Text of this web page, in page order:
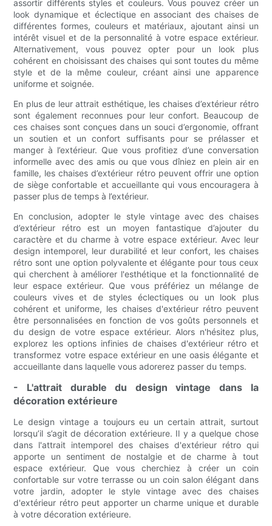
assortir différents styles et couleurs. Vous pouvez créer un
look dynamique et éclectique en associant des chaises de
différentes formes, couleurs et matériaux, ajoutant ainsi un
intérêt visuel et de la personnalité à votre espace extérieur.
Alternativement, vous pouvez opter pour un look plus
cohérent en choisissant des chaises qui sont toutes du même
style et de la même couleur, créant ainsi une apparence
uniforme et soignée.
En plus de leur attrait esthétique, les chaises d’extérieur rétro
sont également reconnues pour leur confort. Beaucoup de
ces chaises sont conçues dans un souci d’ergonomie, offrant
un soutien et un confort suffisants pour se prélasser et
manger à l’extérieur. Que vous profitiez d’une conversation
informelle avec des amis ou que vous dîniez en plein air en
famille, les chaises d’extérieur rétro peuvent offrir une option
de siège confortable et accueillante qui vous encouragera à
passer plus de temps à l’extérieur.
En conclusion, adopter le style vintage avec des chaises
d’extérieur rétro est un moyen fantastique d’ajouter du
caractère et du charme à votre espace extérieur. Avec leur
design intemporel, leur durabilité et leur confort, les chaises
rétro sont une option polyvalente et élégante pour tous ceux
qui cherchent à améliorer l'esthétique et la fonctionnalité de
leur espace extérieur. Que vous préfériez un mélange de
couleurs vives et de styles éclectiques ou un look plus
cohérent et uniforme, les chaises d'extérieur rétro peuvent
être personnalisées en fonction de vos goûts personnels et
du design de votre espace extérieur. Alors n'hésitez plus,
explorez les options infinies de chaises d'extérieur rétro et
transformez votre espace extérieur en une oasis élégante et
accueillante dans laquelle vous adorerez passer du temps.
- L'attrait durable du design vintage dans la
décoration extérieure
Le design vintage a toujours eu un certain attrait, surtout
lorsqu’il s’agit de décoration extérieure. Il y a quelque chose
dans l'attrait intemporel des chaises d'extérieur rétro qui
apporte un sentiment de nostalgie et de charme à tout
espace extérieur. Que vous cherchiez à créer un coin
confortable sur votre terrasse ou un coin salon élégant dans
votre jardin, adopter le style vintage avec des chaises
d'extérieur rétro peut apporter un charme unique et durable
à votre décoration extérieure.